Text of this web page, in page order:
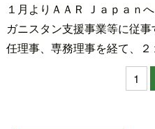
１月よりＡＡＲ Ｊａｐａｎ
ガニスタン支援事業等に従
任理事、専務理事を経て、２
1